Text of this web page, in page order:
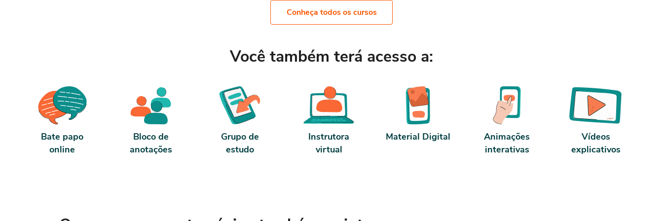
nosso contrato e termos de uso.
Conheça todos os cursos
Você também terá acesso a:
Bate papo
online
Bloco de
anotações
Grupo de
estudo
Instrutora
virtual
Material Digital
Animações
interativas
Vídeos
explicativos